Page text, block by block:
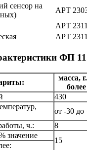
сенсор на
АРТ
АРТ
АРТ
ФП
масса,
более
430
от -30 до
ч.:
8
значение
15